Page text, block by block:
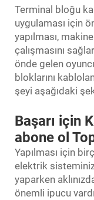
Terminal bloğu
uygulaması için
yapılması,
çalışmasını
önde gelen
bloklarını
şeyi aşağıdaki
Başarı için
abone ol
Yapılması için
elektrik
yaparken
önemli ipucu